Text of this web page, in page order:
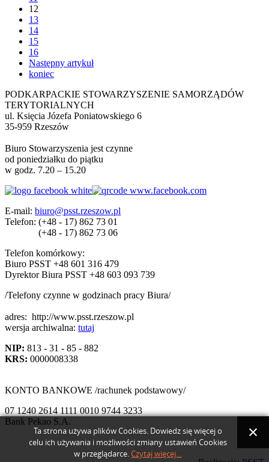
12
13
14
15
16
Następny artykuł
koniec
PODKARPACKIE STOWARZYSZENIE SAMORZĄDÓW
TERYTORIALNYCH
ul. Księcia Józefa Poniatowskiego 6
35-959 Rzeszów
Biuro Stowarzyszenia jest czynne
od poniedziałku do piątku
w godz. 7.20 – 15.20
E-mail: biuro@psst.rzeszow.pl
Telefon: (+48 - 17) 862 73 01
(+48 - 17) 862 73 06
Telefon komórkowy:
Biuro PSST +48 601 316 479
Dyrektor Biura PSST +48 603 093 739
/Telefony czynne w godzinach pracy Biura/
adres: http://www.psst.rzeszow.pl
wersja archiwalna: tutaj
NIP: 813 - 31 - 85 - 882
KRS: 0000008338
KONTO BANKOWE /rachunek podstawowy/
07 1240 2614 1111 0010 9744 3233
Bank Pekao S.A.
Ta strona używa plików Cookies. Dowiedz się więcej o
celu ich używania i możliwości zmiany ustawień Cookies
w przeglądarce.Czytaj więcej...